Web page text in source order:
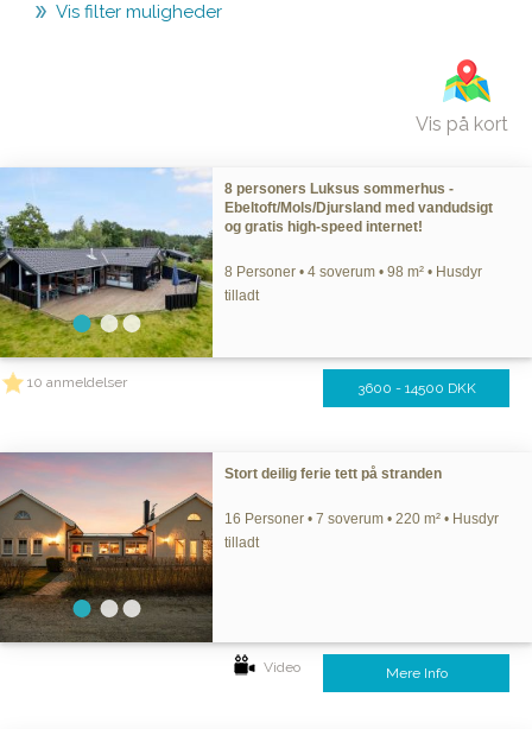
Vis filter muligheder
Vis på kort
8 personers Luksus sommerhus -
Ebeltoft/Mols/Djursland med vandudsigt
og gratis high-speed internet!
8 Personer • 4 soverum • 98 m² • Husdyr
tilladt
10 anmeldelser 3600 - 14500 DKK
Stort deilig ferie tett på stranden
16 Personer • 7 soverum • 220 m² • Husdyr
tilladt
Video Mere Info